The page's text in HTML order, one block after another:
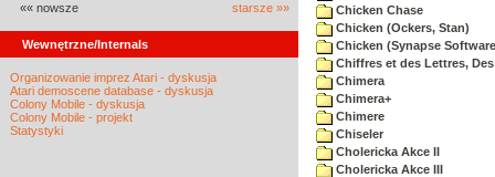
«« nowsze starsze »»
Wewnętrzne/Internals
Organizowanie imprez Atari - dyskusja
Atari demoscene database - dyskusja
Colony Mobile - dyskusja
Colony Mobile - projekt
Statystyki
Chicken Chase
Chicken (Ockers, Stan)
Chicken (Synapse
Chiffres et des Lettres, Des
Chimera
Chimera+
Chimere
Chiseler
Cholericka Akce II
Cholericka Akce III